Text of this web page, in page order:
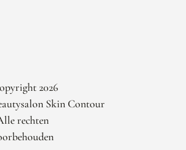
2026
Skin Contour
rechten